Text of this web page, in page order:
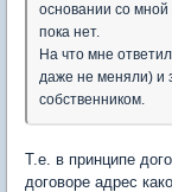
основании со мной
пока нет.
На что мне
даже не меняли) и
собственником.
Т.е. в принципе
договоре адрес